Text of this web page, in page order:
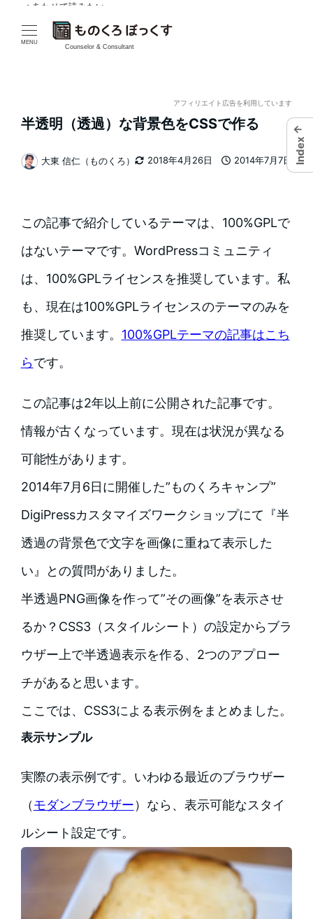
MENU
Counselor & Consultant
アフィリエイト広告を利用しています
半透明（透過）な背景色をCSSで作る
2018年4月26日
2014年7月7日
著
大東 信仁（ものくろ）
この記事で紹介しているテーマは、100%GPLで
はないテーマです。WordPressコミュニティ
は、100%GPLライセンスを推奨しています。私
も、現在は100%GPLライセンスのテーマのみを
推奨しています。 100%GPLテーマの記事はこち
らです。
この記事は2年以上前に公開された記事です。
情報が古くなっています。現在は状況が異なる
可能性があります。
2014年7月6日に開催した”ものくろキャンプ”
DigiPressカスタマイズワークショップにて『半
透過の背景色で文字を画像に重ねて表示した
い』との質問がありました。
半透過PNG画像を作って”その画像”を表示させ
るか？CSS3（スタイルシート）の設定からブラ
ウザー上で半透過表示を作る、2つのアプロー
チがあると思います。
ここでは、CSS3による表示例をまとめました。
表示サンプル
実際の表示例です。いわゆる最近のブラウザー
（モダンブラウザー）なら、表示可能なスタイ
ルシート設定です。
✓ あわせて読みたい
←
Index